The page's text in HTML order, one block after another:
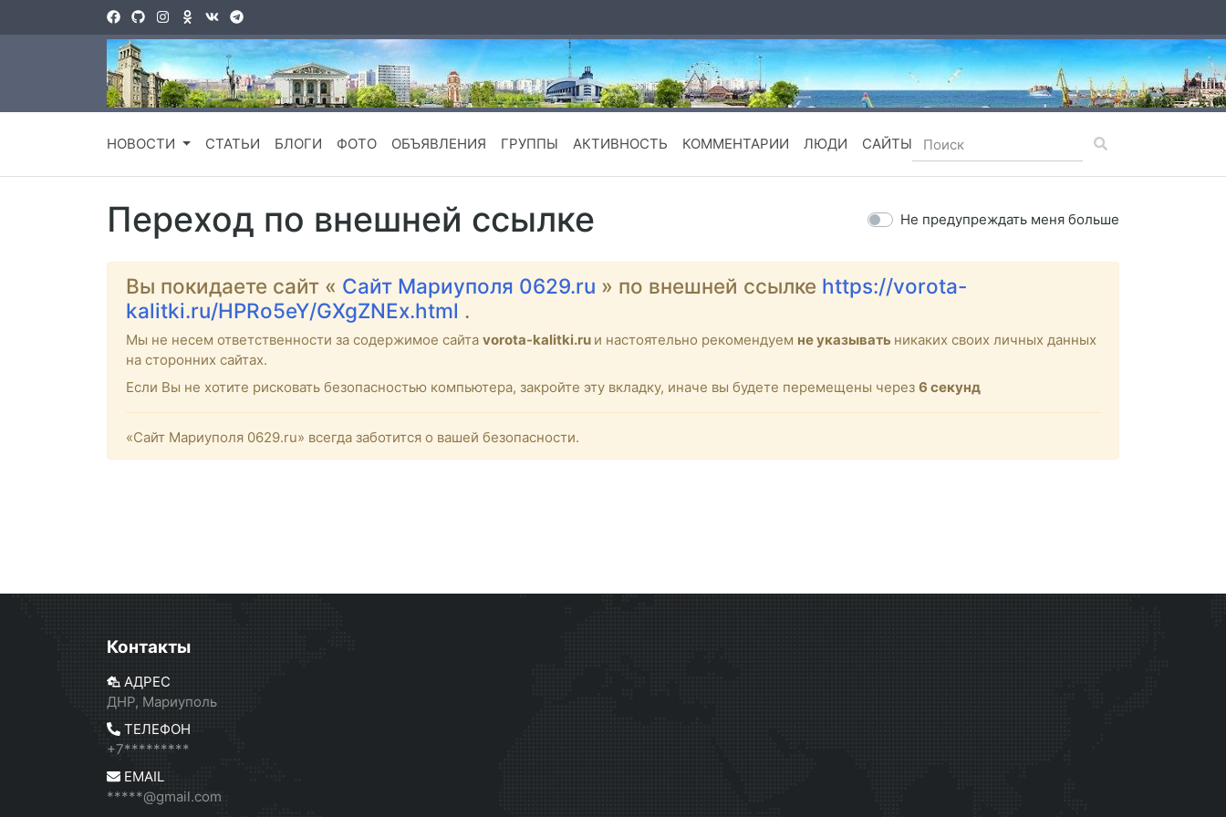
НОВОСТИ СТАТЬИ БЛОГИ ФОТО ОБЪЯВЛЕНИЯ ГРУППЫ АКТИВНОСТЬ КОММЕНТАРИИ ЛЮДИ САЙТЫ
Переход по внешней ссылке Не предупреждать меня больше
Вы покидаете сайт « Сайт Мариуполя 0629.ru » по внешней ссылке https://vorota-
kalitki.ru/HPRo5eY/GXgZNEx.html .
Мы не несем ответственности за содержимое сайта vorota-kalitki.ru и настоятельно рекомендуем не указывать никаких своих личных данных
на сторонних сайтах.
Если Вы не хотите рисковать безопасностью компьютера, закройте эту вкладку, иначе вы будете перемещены через 6 секунд
«Сайт Мариуполя 0629.ru» всегда заботится о вашей безопасности.
Контакты
АДРЕС
ДНР, Мариуполь
ТЕЛЕФОН
+7*********
EMAIL
*****@gmail.com